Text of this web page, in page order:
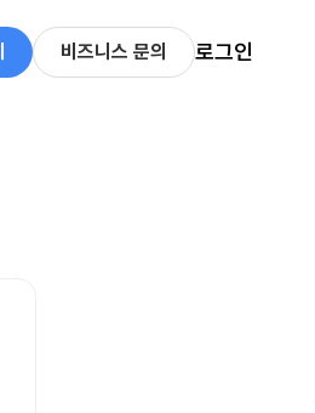
비즈니스 문의 로그인